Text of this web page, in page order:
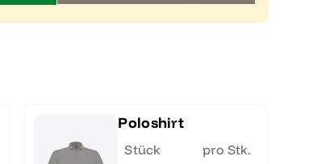
Poloshirt
Stück
pro Stk.